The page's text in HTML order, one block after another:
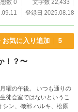
数 0
文字数 22,433
登録日 2025.08.18
お気に入り追加 5
！？〜
曜の午後。 いつも通りの
徒会室ではないというこ